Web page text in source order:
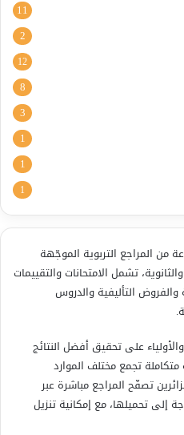
11
2
12
8
3
1
1
1
من المراجع التربوية الموجّهة
تشمل الامتحانات والتقييمات
التأليفية والدروس
على تحقيق أفضل النتائج
تجمع مختلف الموارد
تصفّح المراجع مباشرة عبر
إلى تحميلها، مع إمكانية تنزيل